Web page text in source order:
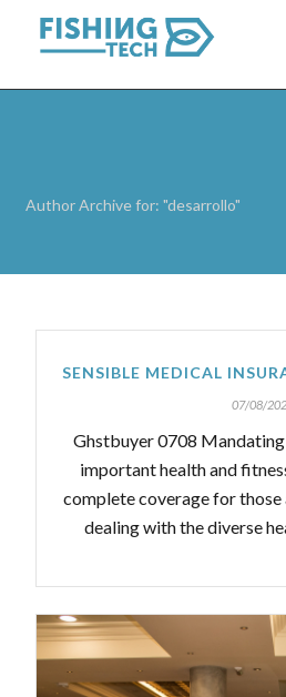
Author Archive for: "desarrollo"
SENSIBLE MEDICAL
07/08/
Ghstbuyer 0708
important health and
complete coverage for those
dealing with the diverse